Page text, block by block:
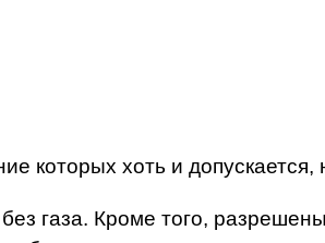
хоть и допускается,
газа. Кроме того,